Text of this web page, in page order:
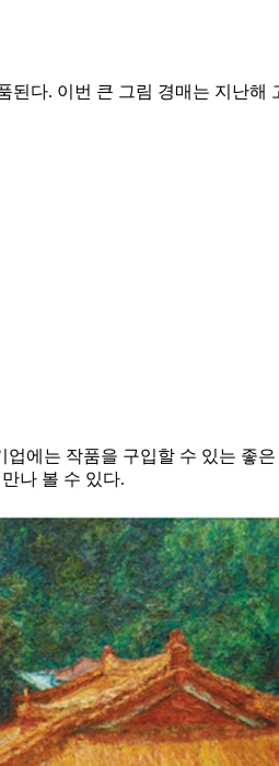
다. 이번 큰 그림 경매는 지난해
는 작품을 구입할 수 있는 좋은
나 볼 수 있다.